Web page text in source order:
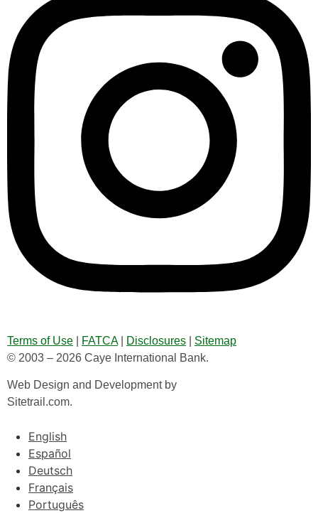
Terms of Use FATCA| Disclosures
Sitemap
© 2003 – 2026 Caye International Bank.
Web Design and Development by
Sitetrail.com.
English
Español
Deutsch
Français
Português